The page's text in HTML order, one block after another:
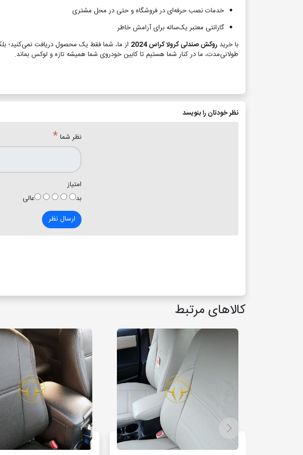
خدمات نصب حرفه‌ای در فروشگاه و حتی در محل مشتری
گارانتی معتبر یک‌ساله برای آرامش خاطر
با خریدروکش صندلی کرولا کراس 2024 از ما، شما فقط یک محصول دریافت نمی‌کنید؛
طولانی‌مدت، ما در کنار شما هستیم تا کابین خودروی شما همیشه تازه و لوکس بماند.
نظر خودتان را بنویسد
نظر شما*
امتیاز
بد
عالی
ارسال نظر
کالاهای مرتبط